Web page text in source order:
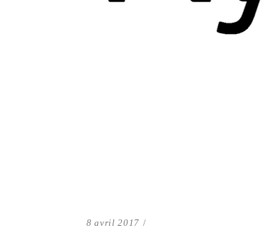
8 avril 2017